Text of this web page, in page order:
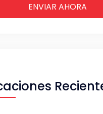
ENVIAR AHORA